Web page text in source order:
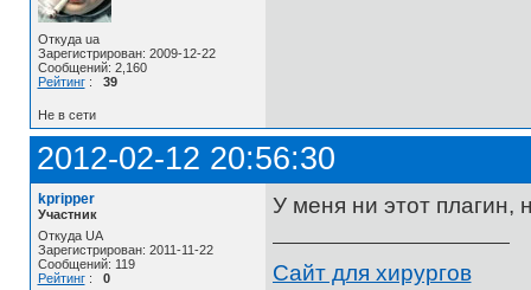
Откуда ua
Зарегистрирован: 2009-12-22
Сообщений: 2,160
Рейтинг: 39
Не в сети
2012-02-12 20:56:30
kpripper
Участник
Откуда UA
Зарегистрирован: 2011-11-22
Сообщений: 119
Рейтинг: 0
У меня ни этот плагин,
Сайт для хирургов